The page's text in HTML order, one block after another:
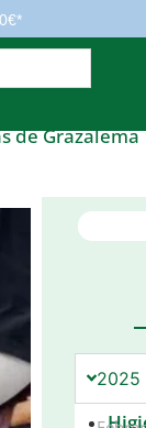
de Grazalema
2025